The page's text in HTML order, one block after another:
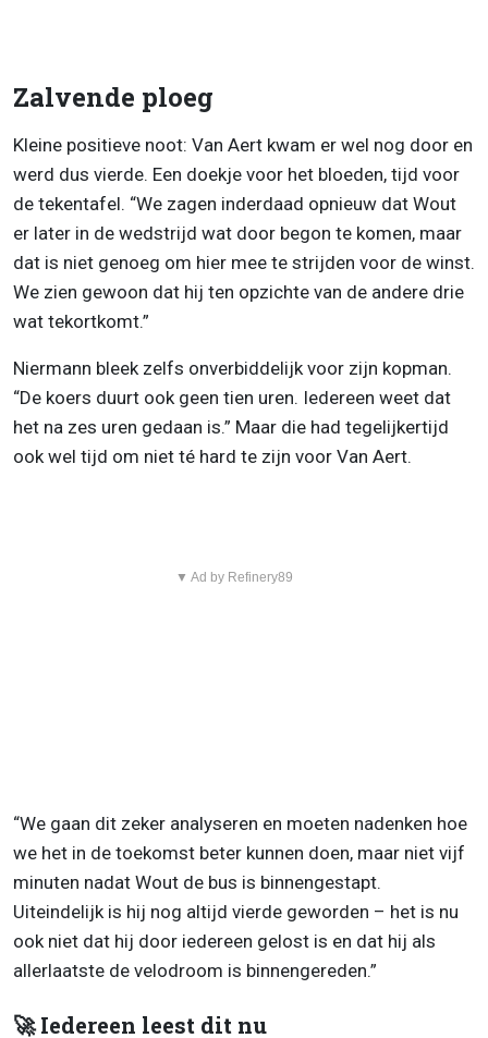
Zalvende ploeg
Kleine positieve noot: Van Aert kwam er wel nog door en
werd dus vierde. Een doekje voor het bloeden, tijd voor
de tekentafel. “We zagen inderdaad opnieuw dat Wout
er later in de wedstrijd wat door begon te komen, maar
dat is niet genoeg om hier mee te strijden voor de winst.
We zien gewoon dat hij ten opzichte van de andere drie
wat tekortkomt.”
Niermann bleek zelfs onverbiddelijk voor zijn kopman.
“De koers duurt ook geen tien uren. Iedereen weet dat
het na zes uren gedaan is.” Maar die had tegelijkertijd
ook wel tijd om niet té hard te zijn voor Van Aert.
▼ Ad by Refinery89
“We gaan dit zeker analyseren en moeten nadenken hoe
we het in de toekomst beter kunnen doen, maar niet vijf
minuten nadat Wout de bus is binnengestapt.
Uiteindelijk is hij nog altijd vierde geworden – het is nu
ook niet dat hij door iedereen gelost is en dat hij als
allerlaatste de velodroom is binnengereden.”
🚀 Iedereen leest dit nu